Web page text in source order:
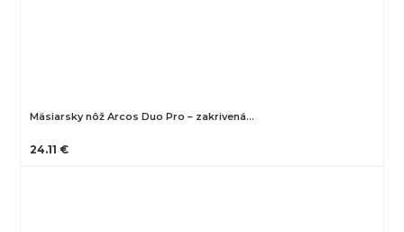
Mäsiarsky nôž Arcos Duo Pro – zakrivená…
24.11 €